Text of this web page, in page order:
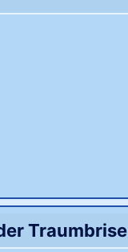
Traumbrise